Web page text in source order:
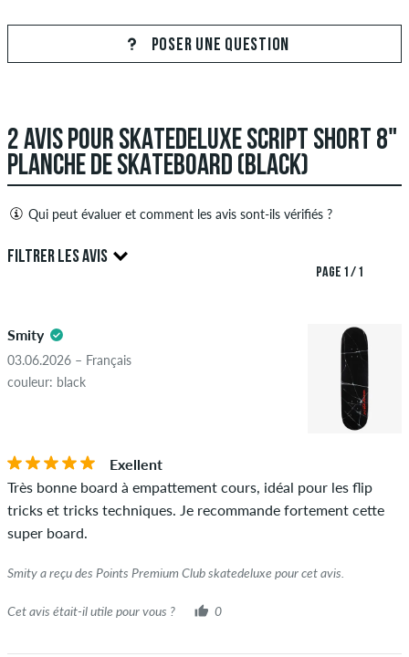
POSER UNE QUESTION
2 AVIS POUR SKATEDELUXE SCRIPT SHORT 8"
PLANCHE DE SKATEBOARD (BLACK)
Qui peut évaluer et comment les avis sont-ils vérifiés ?
Seules les personnes ayant un compte client skatedeluxe
peuvent créer des avis. Ceux-ci seront publiés après notre
violent la loi applicable ou les droits d'auteur ainsi que
contenant du spam et de la publicité de tiers ne seront pas
publiés. La note en étoiles d'un élément affiche la moyenne de
cet article, vous pouvez le voir grâce à l'encoche verte à côté
du nom avec les mots "achat vérifié". Pour ces personnes,
l'achat a été vérifié en fonction de leurs commandes. Pour les
avis sans encoche verte, nous ne pouvons pas garantir que la
FILTRER LES AVIS
5.0
PAGE 1 / 1
Smity
03.06.2026 – Français
couleur: black
Exellent
Très bonne board à empattement cours, idéal pour les flip
tricks et tricks techniques. Je recommande fortement cette
super board.
Smity a reçu des Points Premium Club skatedeluxe pour cet avis.
Cet avis était-il utile pour vous ? 0